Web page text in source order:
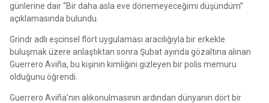
günlerine dair “Bir daha asla eve dönemeyeceğimi düşündüm”
açıklamasında bulundu.
Grindr adlı eşcinsel flört uygulaması aracılığıyla bir erkekle
buluşmak üzere anlaştıktan sonra Şubat ayında gözaltına alınan
Guerrero Aviña, bu kişinin kimliğini gizleyen bir polis memuru
olduğunu öğrendi.
Guerrero Aviña’nın alıkonulmasının ardından dünyanın dört bir